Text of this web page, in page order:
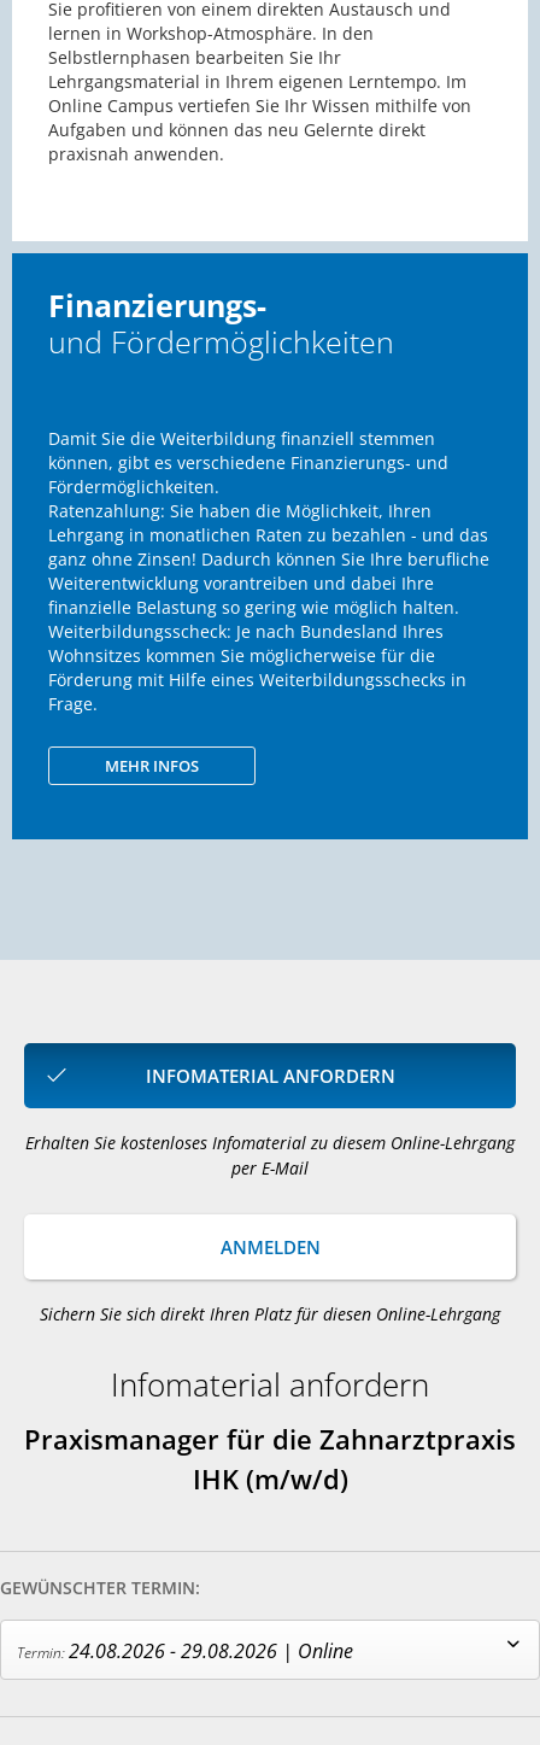
Sie profitieren von einem direkten Austausch und
lernen in Workshop-Atmosphäre. In den
Selbstlernphasen bearbeiten Sie Ihr
Lehrgangsmaterial in Ihrem eigenen Lerntempo. Im
Online Campus vertiefen Sie Ihr Wissen mithilfe von
Aufgaben und können das neu Gelernte direkt
praxisnah anwenden.
Finanzierungs-
und Fördermöglichkeiten
Damit Sie die Weiterbildung finanziell stemmen
können, gibt es verschiedene Finanzierungs- und
Fördermöglichkeiten.
Ratenzahlung: Sie haben die Möglichkeit, Ihren
Lehrgang in monatlichen Raten zu bezahlen - und das
ganz ohne Zinsen! Dadurch können Sie Ihre berufliche
Weiterentwicklung vorantreiben und dabei Ihre
finanzielle Belastung so gering wie möglich halten.
Weiterbildungsscheck: Je nach Bundesland Ihres
Wohnsitzes kommen Sie möglicherweise für die
Förderung mit Hilfe eines Weiterbildungsschecks in
Frage.
MEHR INFOS
INFOMATERIAL ANFORDERN
Erhalten Sie kostenloses Infomaterial zu diesem Online-Lehrgang
per E-Mail
ANMELDEN
Sichern Sie sich direkt Ihren Platz für diesen Online-Lehrgang
Infomaterial anfordern
Praxismanager für die Zahnarztpraxis
IHK (m/w/d)
GEWÜNSCHTER TERMIN:
24.08.2026 - 29.08.2026 | Online